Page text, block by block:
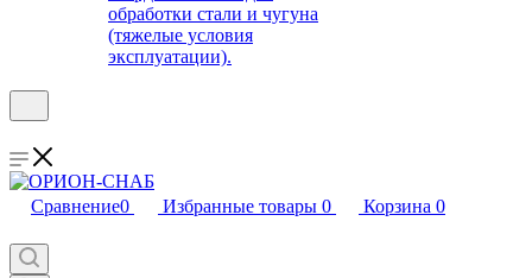
обработки стали и чугуна
(тяжелые условия
эксплуатации).
Сравнение0 Избранные товары 0 Корзина 0